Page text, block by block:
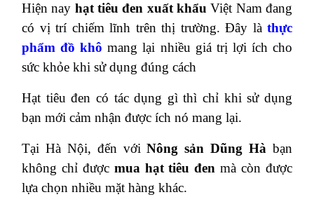
Hiện nay hạt tiêu đen xuất khẩu Việt Nam đang
có vị trí chiếm lĩnh trên thị trường. Đây là thực
phẩm đồ khô mang lại nhiều giá trị lợi ích cho
sức khỏe khi sử dụng đúng cách
Hạt tiêu đen có tác dụng gì thì chỉ khi sử dụng
bạn mới cảm nhận được ích nó mang lại.
Tại Hà Nội, đến vớiNông sản Dũng Hà bạn
không chỉ được mua hạt tiêu đen mà còn được
lựa chọn nhiều mặt hàng khác.